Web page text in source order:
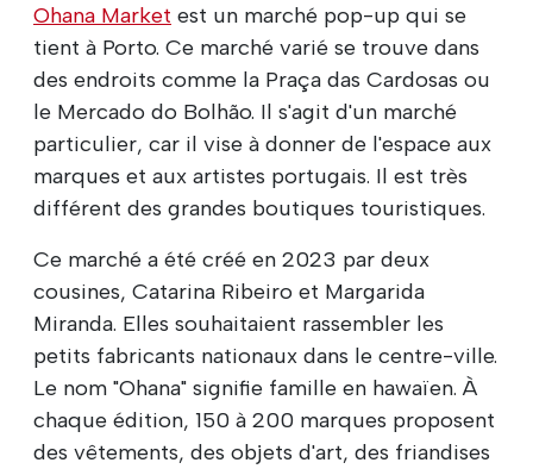
Ohana Market est un marché pop-up qui se
tient à Porto. Ce marché varié se trouve dans
des endroits comme la Praça das Cardosas ou
le Mercado do Bolhão. Il s'agit d'un marché
particulier, car il vise à donner de l'espace aux
marques et aux artistes portugais. Il est très
différent des grandes boutiques touristiques.
Ce marché a été créé en 2023 par deux
cousines, Catarina Ribeiro et Margarida
Miranda. Elles souhaitaient rassembler les
petits fabricants nationaux dans le centre-ville.
Le nom "Ohana" signifie famille en hawaïen. À
chaque édition, 150 à 200 marques proposent
des vêtements, des objets d'art, des friandises